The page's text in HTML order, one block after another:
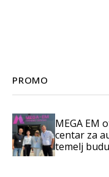
PROMO
MEGA EM
centar za
temelj